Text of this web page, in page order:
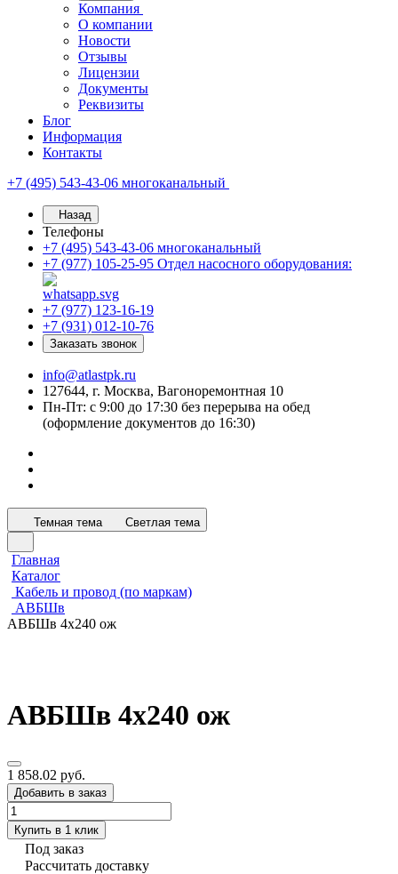
Компания
О компании
Новости
Отзывы
Лицензии
Документы
Реквизиты
Блог
Информация
Контакты
+7 (495) 543-43-06 многоканальный
Назад
Телефоны
+7 (495) 543-43-06 многоканальный
+7 (977) 105-25-95 Отдел насосного оборудования:
+7 (977) 123-16-19
+7 (931) 012-10-76
Заказать звонок
info@atlastpk.ru
127644, г. Москва, Вагоноремонтная 10
Пн-Пт: с 9:00 до 17:30 без перерыва на обед
(оформление документов до 16:30)
Темная тема Светлая тема
Главная
Каталог
Кабель и провод (по маркам)
АВБШв
АВБШв 4х240 ож
АВБШв 4х240 ож
1 858.02 руб.
Добавить в заказ
Купить в 1 клик
Под заказ
Рассчитать доставку